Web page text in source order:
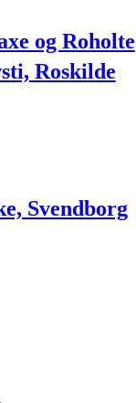
og Roholte
Roskilde
Svendborg